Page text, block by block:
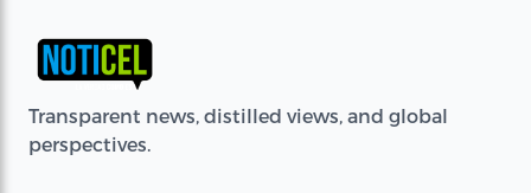
Transparent news, distilled views, and global
perspectives.